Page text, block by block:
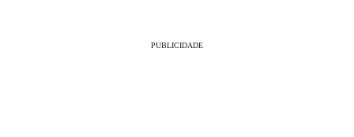
PUBLICIDADE